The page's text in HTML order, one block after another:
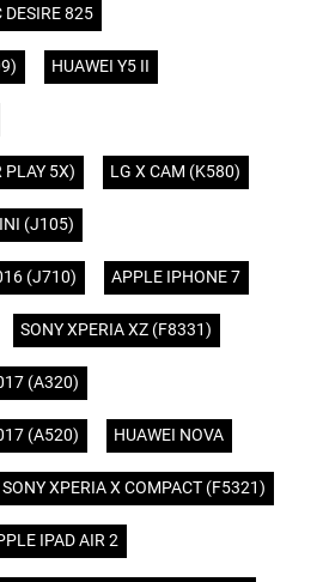
DESIRE 825
HUAWEI Y5 II
PLAY 5X) LG X CAM (K580)
(J105)
(J710) APPLE IPHONE 7
SONY XPERIA XZ (F8331)
(A320)
(A520) HUAWEI NOVA
SONY XPERIA X COMPACT (F5321)
IPAD AIR 2